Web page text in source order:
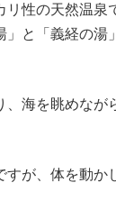
性の天然温
と「義経の
海を眺めな
が、体を動か